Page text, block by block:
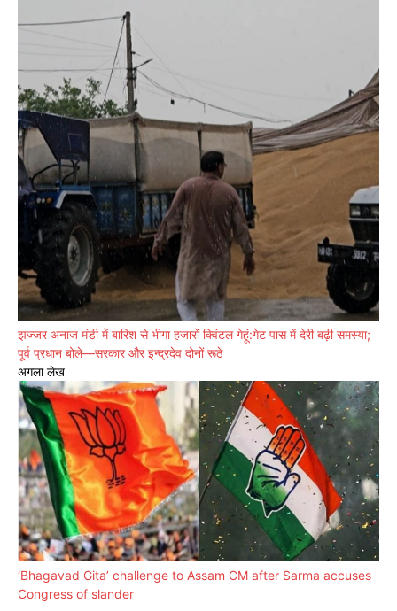
झज्जर अनाज मंडी में बारिश से भीगा हजारों क्विंटल गेहूं:गेट पास में देरी बढ़ी समस्या;
पूर्व प्रधान बोले—सरकार और इन्द्रदेव दोनों रूठे
अगला लेख
‘Bhagavad Gita’ challenge to Assam CM after Sarma accuses
Congress of slander